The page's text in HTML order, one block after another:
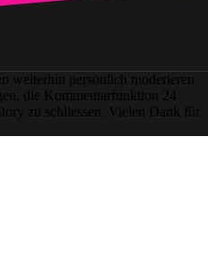
weiterhin persönlich moderieren
die Kommentarfunktion 24
zu schliessen. Vielen Dank für